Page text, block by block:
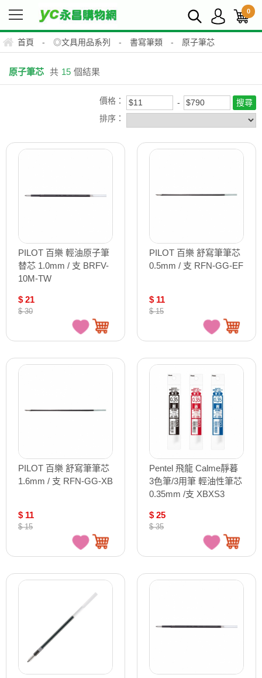
0
首頁 - ◎文具用品系列 - 書寫筆類 - 原子筆芯
原子筆芯 共 15 個結果
價格：
排序：
PILOT 百樂 輕油原子筆
替芯 1.0mm / 支 BRFV-
10M-TW
$ 21
$ 30
PILOT 百樂 舒寫筆筆芯
0.5mm / 支 RFN-GG-EF
$ 11
$ 15
PILOT 百樂 舒寫筆筆芯
1.6mm / 支 RFN-GG-XB
$ 11
$ 15
Pentel 飛龍 Calme靜暮
3色筆/3用筆 輕油性筆芯
0.35mm /支 XBXS3
$ 25
$ 35